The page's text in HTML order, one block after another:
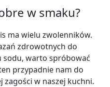
w smaku?
ma wielu zwolenników.
zdrowotnych do
sodu, warto spróbować
przypadnie nam do
zagości w naszej kuchni.